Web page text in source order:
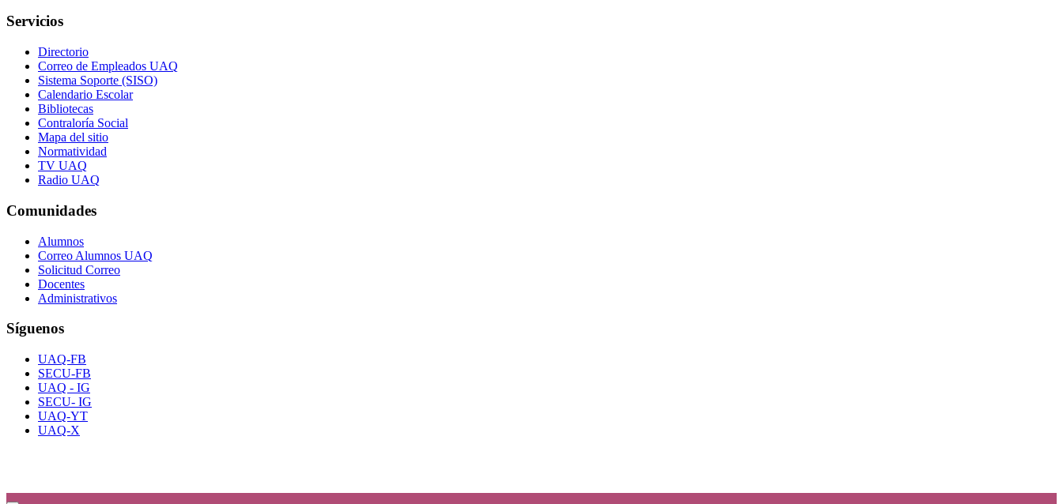
Servicios
Directorio
Correo de Empleados UAQ
Sistema Soporte (SISO)
Calendario Escolar
Bibliotecas
Contraloría Social
Mapa del sitio
Normatividad
TV UAQ
Radio UAQ
Comunidades
Alumnos
Correo Alumnos UAQ
Solicitud Correo
Docentes
Administrativos
Síguenos
UAQ-FB
SECU-FB
UAQ - IG
SECU- IG
UAQ-YT
UAQ-X